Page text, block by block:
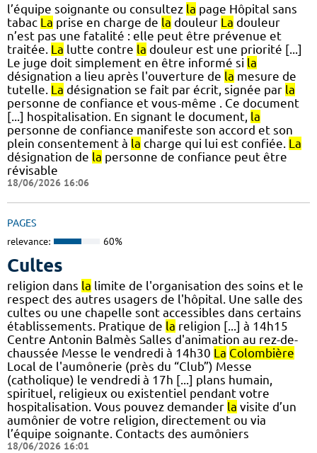
l’équipe soignante ou consultez la page Hôpital sans
tabac La prise en charge de la douleur La douleur
n’est pas une fatalité : elle peut être prévenue et
traitée. La lutte contre la douleur est une priorité [...]
Le juge doit simplement en être informé si la
désignation a lieu après l'ouverture de la mesure de
tutelle. La désignation se fait par écrit, signée par la
personne de confiance et vous-même . Ce document
[...] hospitalisation. En signant le document, la
personne de confiance manifeste son accord et son
plein consentement à la charge qui lui est confiée. La
désignation de la personne de confiance peut être
révisable
18/06/2026 16:06
PAGES
relevance: 60%
Cultes
religion dans la limite de l'organisation des soins et le
respect des autres usagers de l'hôpital. Une salle des
cultes ou une chapelle sont accessibles dans certains
établissements. Pratique de la religion [...] à 14h15
Centre Antonin Balmès Salles d'animation au rez-de-
chaussée Messe le vendredi à 14h30 La Colombière
Local de l'aumônerie (près du “Club”) Messe
(catholique) le vendredi à 17h [...] plans humain,
spirituel, religieux ou existentiel pendant votre
hospitalisation. Vous pouvez demander la visite d’un
aumônier de votre religion, directement ou via
l’équipe soignante. Contacts des aumôniers
18/06/2026 16:01